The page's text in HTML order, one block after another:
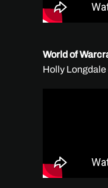
World of
Holly